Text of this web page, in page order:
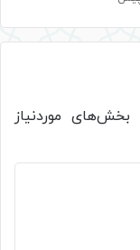
بخش‌های موردنیاز